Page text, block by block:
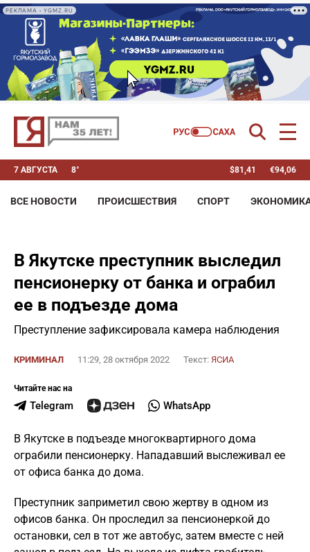
РЕКЛАМА • YGMZ.RU
7 АВГУСТА 8° $81,41 €94,06
ВСЕ НОВОСТИ ПРОИСШЕСТВИЯ СПОРТ
В Якутске преступник выследил
пенсионерку от банка и ограбил
ее в подъезде дома
Преступление зафиксировала камера наблюдения
КРИМИНАЛ 11:29, 28 октября 2022 Текст: ЯСИА
Читайте нас на
Telegram WhatsApp
В Якутске в подъезде многоквартирного дома
ограбили пенсионерку. Нападавший выслеживал ее
от офиса банка до дома.
Преступник заприметил свою жертву в одном из
офисов банка. Он проследил за пенсионеркой до
остановки, сел в тот же автобус, затем вместе с ней